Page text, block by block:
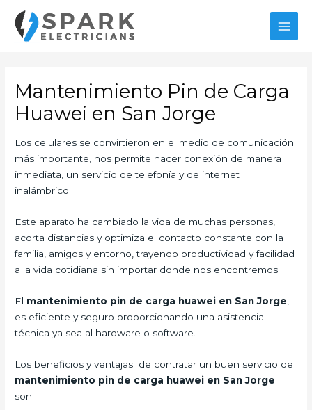
contenido
Mantenimiento Pin de Carga
Huawei en San Jorge
Los celulares se convirtieron en el medio de comunicación
más importante, nos permite hacer conexión de manera
inmediata, un servicio de telefonía y de internet
inalámbrico.
Este aparato ha cambiado la vida de muchas personas,
acorta distancias y optimiza el contacto constante con la
familia, amigos y entorno, trayendo productividad y facilidad
a la vida cotidiana sin importar donde nos encontremos.
El mantenimiento pin de carga huawei en San Jorge
es eficiente y seguro proporcionando una asistencia
técnica ya sea al hardware o software.
Los beneficios y ventajas de contratar un buen servicio de
mantenimiento pin de carga huawei en San Jorge
son: